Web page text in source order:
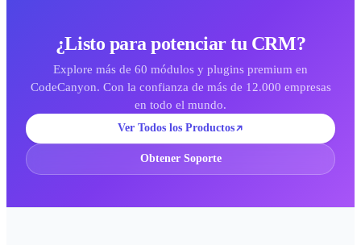
¿Listo para potenciar tu CRM?
Explore más de 60 módulos y plugins premium en
CodeCanyon. Con la confianza de más de 12.000 empresas
en todo el mundo.
Ver Todos los Productos
Obtener Soporte